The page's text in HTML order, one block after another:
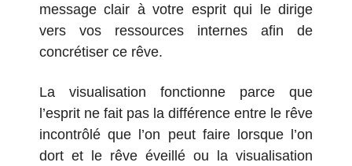
message clair à votre esprit qui le dirige
vers vos ressources internes afin de
concrétiser ce rêve.
La visualisation fonctionne parce que
l’esprit ne fait pas la différence entre le rêve
incontrôlé que l’on peut faire lorsque l’on
dort et le rêve éveillé ou la visualisation